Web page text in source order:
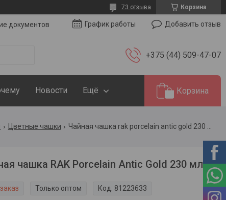
Корзина
73 отзыва
документов График работы Добавить отзыв
+375 (44) 509-47-07
Новости Ещё Корзина
Цветные чашки Чайная чашка rak porcelain antic gold 230 мл
чашка RAK Porcelain Antic Gold 230 мл
Только оптом Код: 81223633